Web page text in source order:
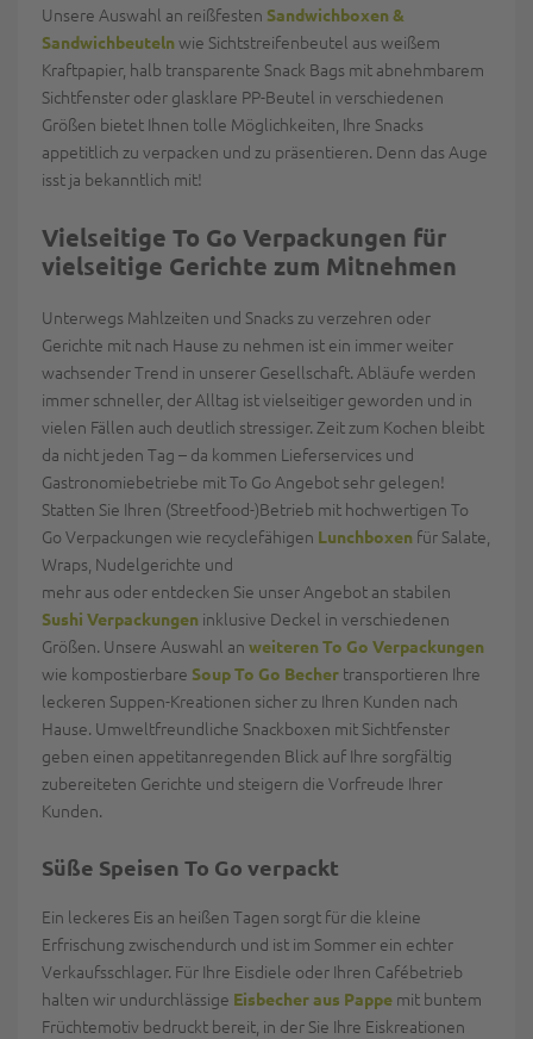
Unsere Auswahl an reißfesten Sandwichboxen &
Sandwichbeutelnwie Sichtstreifenbeutel aus weißem
Kraftpapier, halb transparente Snack Bags mit abnehmbarem
Sichtfenster oder glasklare PP-Beutel in verschiedenen
Größen bietet Ihnen tolle Möglichkeiten, Ihre Snacks
appetitlich zu verpacken und zu präsentieren. Denn das Auge
isst ja bekanntlich mit!
Vielseitige To Go Verpackungen für
vielseitige Gerichte zum Mitnehmen
Unterwegs Mahlzeiten und Snacks zu verzehren oder
Gerichte mit nach Hause zu nehmen ist ein immer weiter
wachsender Trend in unserer Gesellschaft. Abläufe werden
immer schneller, der Alltag ist vielseitiger geworden und in
vielen Fällen auch deutlich stressiger. Zeit zum Kochen bleibt
da nicht jeden Tag – da kommen Lieferservices und
Gastronomiebetriebe mit To Go Angebot sehr gelegen!
Statten Sie Ihren (Streetfood-)Betrieb mit hochwertigen To
Go Verpackungen wie recyclefähigen Lunchboxen für Salate,
Wraps, Nudelgerichte und
mehr aus oder entdecken Sie unser Angebot an stabilen
Sushi Verpackungen inklusive Deckel in verschiedenen
Größen. Unsere Auswahl an weiteren To Go Verpackungen
wie kompostierbare Soup To Go Becher transportieren Ihre
leckeren Suppen-Kreationen sicher zu Ihren Kunden nach
Hause. Umweltfreundliche Snackboxen mit Sichtfenster
geben einen appetitanregenden Blick auf Ihre sorgfältig
zubereiteten Gerichte und steigern die Vorfreude Ihrer
Kunden.
Süße Speisen To Go verpackt
Ein leckeres Eis an heißen Tagen sorgt für die kleine
Erfrischung zwischendurch und ist im Sommer ein echter
Verkaufsschlager. Für Ihre Eisdiele oder Ihren Cafébetrieb
halten wir undurchlässige Eisbecher aus Pappe mit buntem
Früchtemotiv bedruckt bereit, in der Sie Ihre Eiskreationen